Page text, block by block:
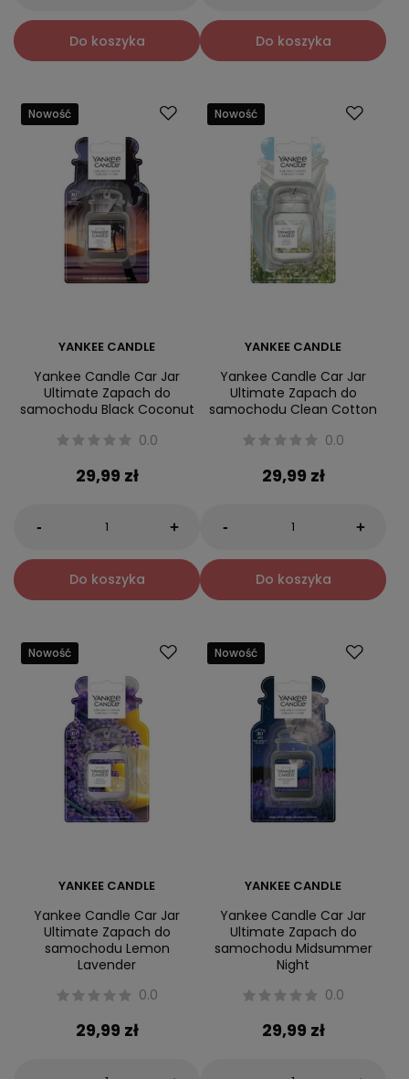
Do koszyka Do koszyka
Nowość
YANKEE CANDLE
Yankee Candle Car Jar
Ultimate Zapach do
samochodu Black Coconut
0.0
29,99 zł
- +
Do koszyka
Nowość
YANKEE CANDLE
Yankee Candle Car Jar
Ultimate Zapach do
samochodu Clean Cotton
0.0
29,99 zł
- +
Do koszyka
Nowość
YANKEE CANDLE
Yankee Candle Car Jar
Ultimate Zapach do
samochodu Lemon
Lavender
0.0
29,99 zł
Nowość
YANKEE CANDLE
Yankee Candle Car Jar
Ultimate Zapach do
samochodu Midsummer
Night
0.0
29,99 zł